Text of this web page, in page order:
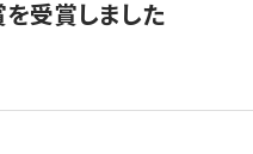
受賞しました